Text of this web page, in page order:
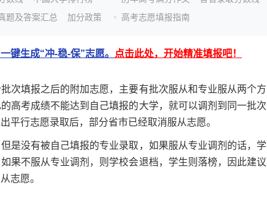
题及答案汇总
加分政策
高考志愿填报指南
键生成“冲-稳-保”志愿。 点击此处，开始精准填报吧！
填报之后的附加志愿，主要有批次服从和专业服从两个方
高考成绩不能达到自己填报的大学，就可以调剂到同一批次
平行志愿录取后，部分省市已经取消服从志愿。
没有被自己填报的专业录取，如果服从专业调剂的话，学
果不服从专业调剂，则学校会退档，学生则落榜，因此建议
志愿。